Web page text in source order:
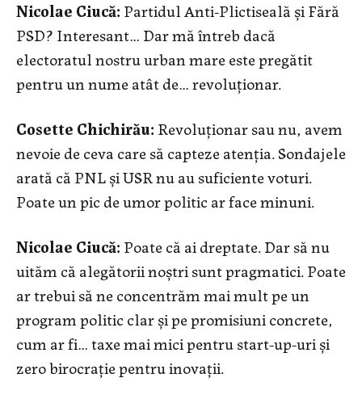
Nicolae Ciucă:Partidul Anti-Plictiseală și Fără
PSD? Interesant… Dar mă întreb dacă
electoratul nostru urban mare este pregătit
pentru un nume atât de… revoluționar.
Cosette Chichirău:Revoluționar sau nu, avem
nevoie de ceva care să capteze atenția. Sondajele
arată că PNL și USR nu au suficiente voturi.
Poate un pic de umor politic ar face minuni.
Nicolae Ciucă:Poate că ai dreptate. Dar să nu
uităm că alegătorii noștri sunt pragmatici. Poate
ar trebui să ne concentrăm mai mult pe un
program politic clar și pe promisiuni concrete,
cum ar fi… taxe mai mici pentru start-up-uri și
zero birocrație pentru inovații.